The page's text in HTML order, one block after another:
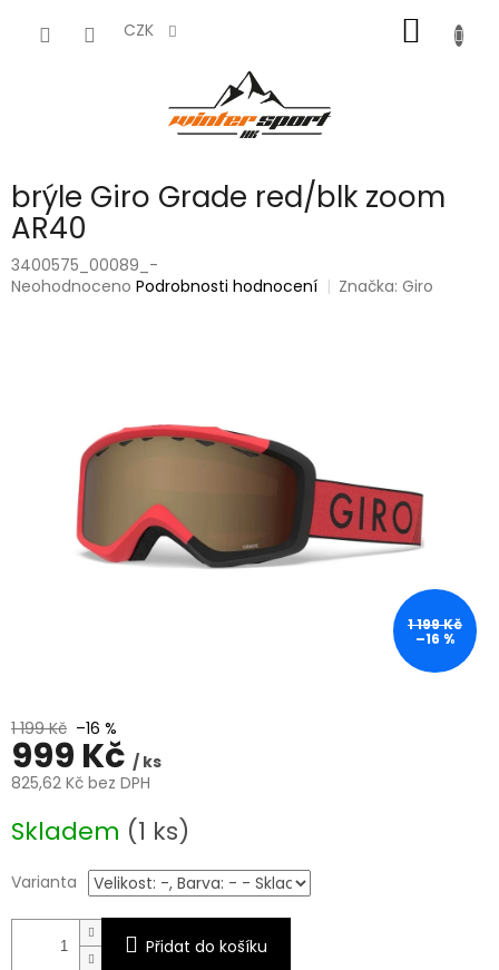
CZK
KOŠÍK
brýle Giro Grade red/blk zoom
AR40
3400575_00089_-
Průměrné
Neohodnoceno Podrobnosti hodnocení Značka:Giro
1 199 Kč
–16 %
1 199 Kč –16 %
999 Kč / ks
825,62 Kč bez DPH
cena:
Skladem (1 ks)
Varianta
Přidat do košíku